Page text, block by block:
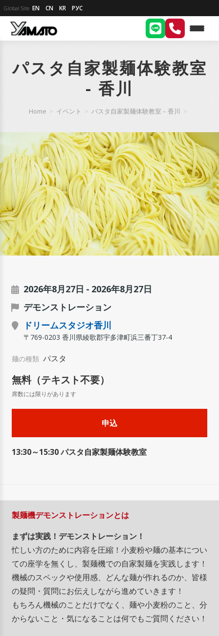
Global Site EN CN KR РУС
パスタ自家製麺体験教室
- 香川
Home > イベント > パスタ自家製麺体験教室 – 香川 >
2026年8月27日
2026年8月27日
デモンストレーション
ドリームスタジオ香川
〒769-0203 香川県綾歌郡宇多津町浜三番丁37-4
麺の種類 パスタ
無料（テキスト不要）
13:30～15:30 パスタ自家製麺体験教室
製麺機デモンストレーションとは
まずは実践！デモンストレーション！
忙しい方のために内容を圧縮！小麦粉や麺の基本につい
ての座学を無くし、製麺機での自家製麺を実践します！
機械のスペックや使用感、どんな麺が作れるのか、皆様
の疑問・質問にお伝えしながら進めていきます！
もちろん機械のことだけでなく、麺や小麦粉のこと、分
からないこと・気になることは何でもご質問ください！